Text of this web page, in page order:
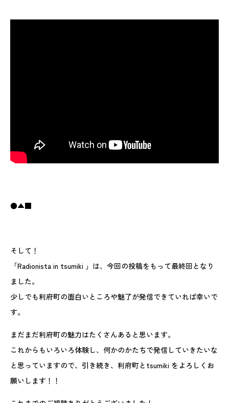
●▲■
そして！
「Radionista in tsumiki 」は、今回の投稿をもって最終回となり
ました。
少しでも利府町の面白いところや魅了が発信できていれば幸いで
す。
まだまだ利府町の魅力はたくさんあると思います。
これからもいろいろ体験し、何かのかたちで発信していきたいな
と思っていますので、引き続き、利府町とtsumiki をよろしくお
願いします！！